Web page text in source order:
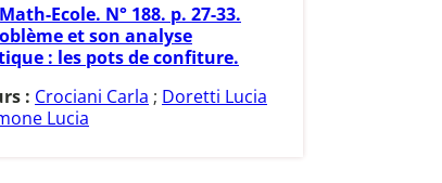
Math-Ecole. N° 188. p. 27-33.
et son analyse
: les pots de confiture.
: Crociani Carla ; Doretti Lucia
Lucia